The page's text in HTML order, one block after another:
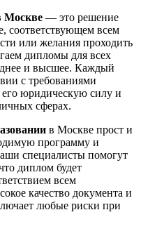
Москве — это решение
соответствующем всем
или желания проходить
дипломы для всех
и высшее. Каждый
с требованиями
его юридическую силу и
сферах.
в Москве прост и
программу и
специалисты помогут
диплом будет
всем
качество документа и
любые риски при